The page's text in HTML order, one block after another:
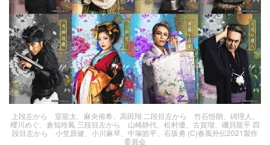
上段左から 室龍太、麻央侑希、高田翔 二段目左から 竹石悟朗、碕理人、
櫻川めぐ、倉知玲鳳 三段目左から 山崎静代、松村優、古賀瑠、磯貝龍乎 四
段目左から 小笠原健、小川麻琴、中塚皓平、石坂勇 (C)春風外伝2021製作
委員会